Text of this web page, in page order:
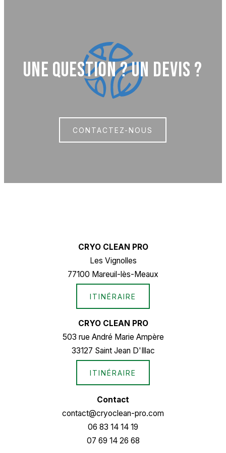
UNE QUESTION ? UN DEVIS ?
CONTACTEZ-NOUS
CRYO CLEAN PRO
Les Vignolles
77100 Mareuil-lès-Meaux
ITINÉRAIRE
CRYO CLEAN PRO
503 rue André Marie Ampère
33127 Saint Jean D'Illac
ITINÉRAIRE
Contact
contact@cryoclean-pro.com
06 83 14 14 19
07 69 14 26 68